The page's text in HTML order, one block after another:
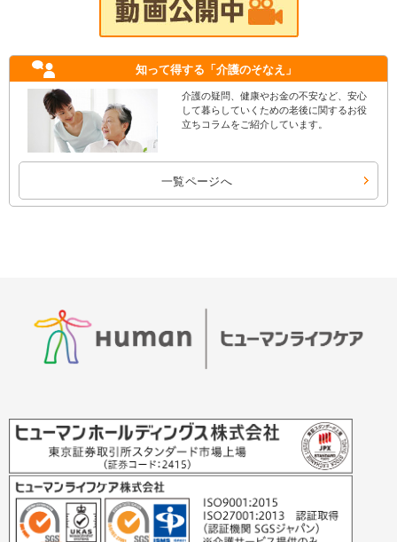
知って得する 「介護のそなえ」
介護の疑問、健康やお金の不安など、安心
して暮らしていくための老後に関するお役
立ちコラムをご紹介しています。
一覧ページへ